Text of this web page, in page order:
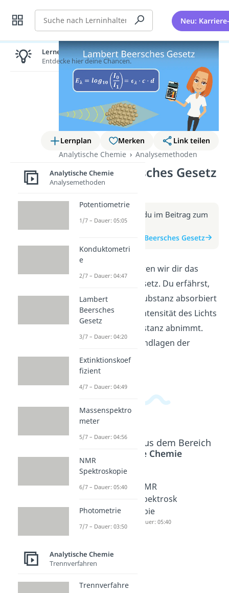
Suche Neu:
Lernplan Merken
Link teilen
Analytische Chemie
Analysemethoden
Lambert Beersches Gesetz
(Video)
Weitere Infos erhältst du im Beitrag zum
Video
zum Beitrag: Lambert Beersches Gesetz
In diesem Video erklären wir dir das
Lambert-Beersche Gesetz. Du erfährst,
wie Licht durch eine Substanz absorbiert
wird und warum die Intensität des Lichts
mit der Dicke der Substanz abnimmt.
Verstehe jetzt die Grundlagen der
optischen Absorption!
Beliebte Inhalte aus dem Bereich
Analytische Chemie
ExtinktionMassensp
er
NMR
Spektrosk
opie
Dauer: 05:40
Lernen lohnt sich!
Entdecke hier deine Chancen.
Analytische Chemie
Analysemethoden
Potentiometrie
1/7 – Dauer: 05:05
Konduktometri
e
2/7 – Dauer: 04:47
Lambert
Beersches
Gesetz
3/7 – Dauer: 04:20
Extinktionskoef
fizient
4/7 – Dauer: 04:49
Massenspektro
meter
5/7 – Dauer: 04:56
NMR
Spektroskopie
6/7 – Dauer: 05:40
Photometrie
7/7 – Dauer: 03:50
Analytische Chemie
Trennverfahren
Trennverfahre